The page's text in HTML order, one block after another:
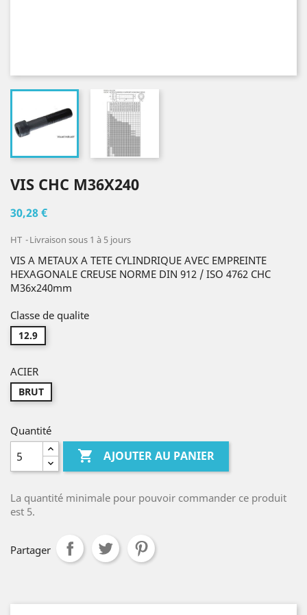
VIS CHC M36X240
30,28 €
HT Livraison sous 1 à 5 jours
VIS A METAUX A TETE CYLINDRIQUE AVEC EMPREINTE
HEXAGONALE CREUSE NORME DIN 912 / ISO 4762 CHC
M36x240mm
Classe de qualite
12.9
ACIER
BRUT
Quantité
 AJOUTER AU PANIER
La quantité minimale pour pouvoir commander ce produit
est 5.
Partager